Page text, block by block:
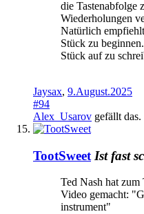
die Tastenabfolge
Wiederholungen
Natürlich
Stück zu
Stück auf zu
Jaysax, 9.August.2025
#94
Alex_Usarov gefällt das.
TootSweet Ist fast
Ted Nash hat zum
Video gemacht:
instrument"